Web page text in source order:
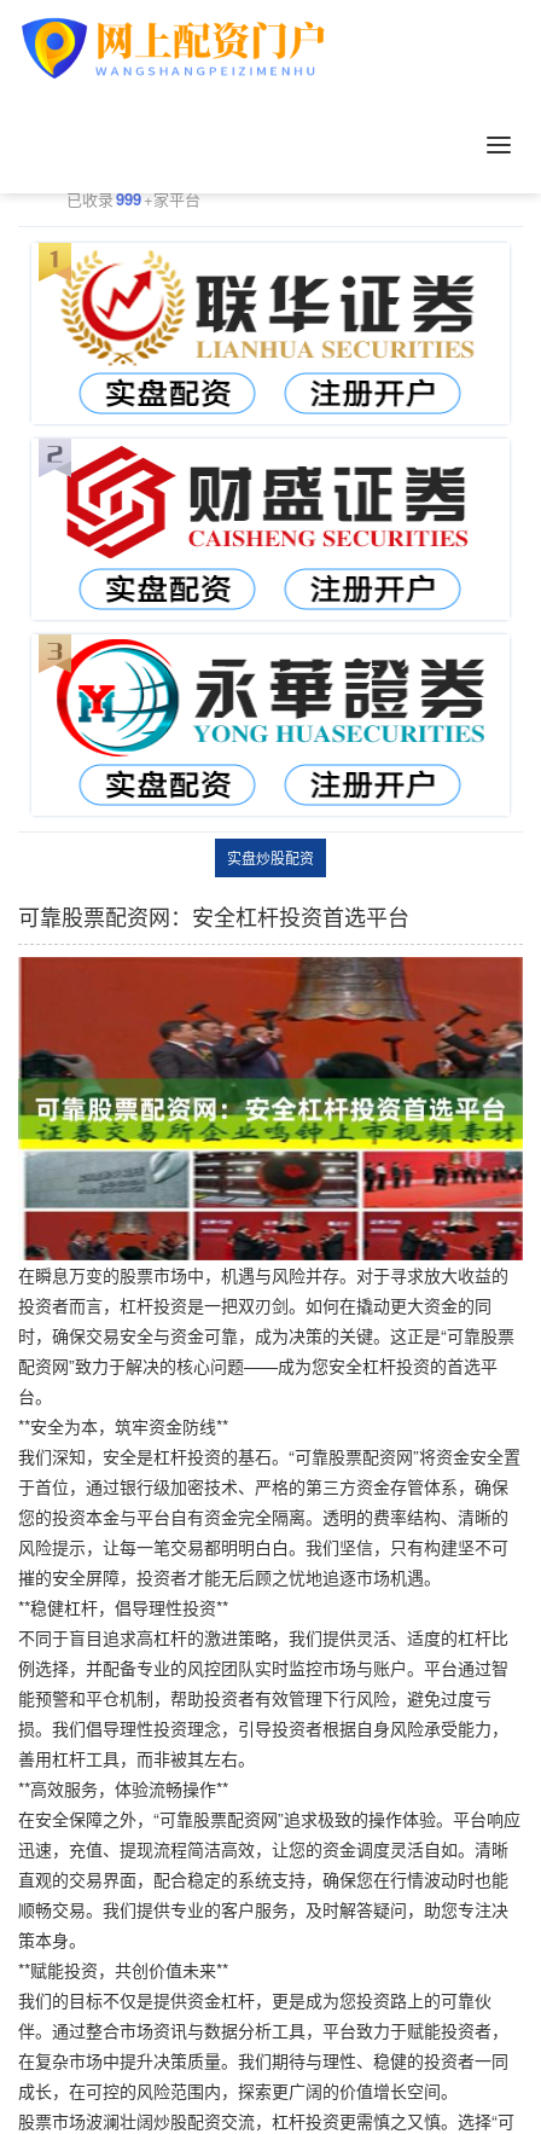
已收录999+家平台
实盘炒股配资
可靠股票配资网：安全杠杆投资首选平台
在瞬息万变的股票市场中，机遇与风险并存。对于寻求放大收益的
投资者而言，杠杆投资是一把双刃剑。如何在撬动更大资金的同
时，确保交易安全与资金可靠，成为决策的关键。这正是“可靠股票
配资网”致力于解决的核心问题——成为您安全杠杆投资的首选平
台。
**安全为本，筑牢资金防线**
我们深知，安全是杠杆投资的基石。“可靠股票配资网”将资金安全置
于首位，通过银行级加密技术、严格的第三方资金存管体系，确保
您的投资本金与平台自有资金完全隔离。透明的费率结构、清晰的
风险提示，让每一笔交易都明明白白。我们坚信，只有构建坚不可
摧的安全屏障，投资者才能无后顾之忧地追逐市场机遇。
**稳健杠杆，倡导理性投资**
不同于盲目追求高杠杆的激进策略，我们提供灵活、适度的杠杆比
例选择，并配备专业的风控团队实时监控市场与账户。平台通过智
能预警和平仓机制，帮助投资者有效管理下行风险，避免过度亏
损。我们倡导理性投资理念，引导投资者根据自身风险承受能力，
善用杠杆工具，而非被其左右。
**高效服务，体验流畅操作**
在安全保障之外，“可靠股票配资网”追求极致的操作体验。平台响应
迅速，充值、提现流程简洁高效，让您的资金调度灵活自如。清晰
直观的交易界面，配合稳定的系统支持，确保您在行情波动时也能
顺畅交易。我们提供专业的客户服务，及时解答疑问，助您专注决
策本身。
**赋能投资，共创价值未来**
我们的目标不仅是提供资金杠杆，更是成为您投资路上的可靠伙
伴。通过整合市场资讯与数据分析工具，平台致力于赋能投资者，
在复杂市场中提升决策质量。我们期待与理性、稳健的投资者一同
成长，在可控的风险范围内，探索更广阔的价值增长空间。
股票市场波澜壮阔炒股配资交流，杠杆投资更需慎之又慎。选择“可